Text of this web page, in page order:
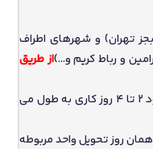
تهران) و شهرهای اطراف
و رباط کریم و…)از طریق
ارسال محصول از طریق پست پیشتاز، حدود 2 تا 4 روز کاری به طول می
روز تحویل واحد مربوطه